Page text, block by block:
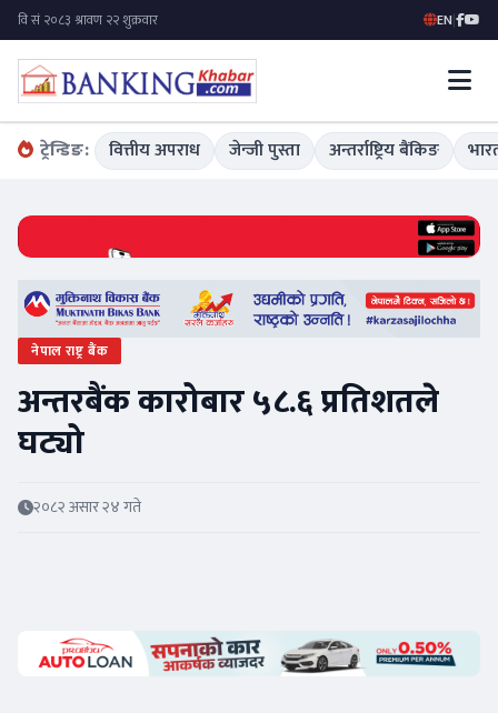
EN|
ट्रेन्डिङ: वित्तीय अपराध जेन्जी पुस्ता अन्तर्राष्ट्रिय बैंकिङ
नेपाल राष्ट्र बैंक
अन्तरबैंक कारोबार ५८.६ प्रतिशतले
घट्यो
२०८२ असार २४ गते